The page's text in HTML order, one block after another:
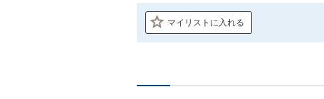
マイリストに入れる